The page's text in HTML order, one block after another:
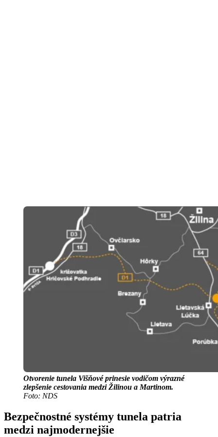
Otvorenie tunela Višňové prinesie vodičom výrazné
zlepšenie cestovania medzi Žilinou a Martinom.
Foto: NDS
Bezpečnostné systémy tunela patria
medzi najmodernejšie